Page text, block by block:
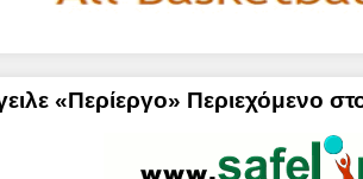
«Περίεργο» Περιεχόμενο